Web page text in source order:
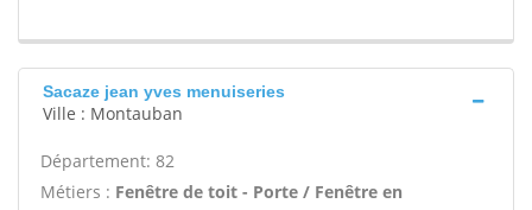
Sacaze jean yves menuiseries
Ville : Montauban
Département: 82
Métiers : Fenêtre de toit - Porte / Fenêtre en